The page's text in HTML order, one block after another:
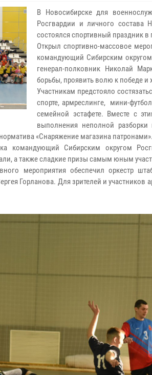
В Новосибирске для
Росгвардии и личного состава
состоялся спортивный праздник
Открыл спортивно-массовое
командующий Сибирским
генерал-полковник Николай
борьбы, проявить волю к победе и
Участникам предстояло
спорте, армреслинге, мини-
семейной эстафете. Вместе с
выполнения неполной
«Снаряжение магазина патронами».
командующий Сибирским округом
а также сладкие призы самым юным
мероприятия обеспечил оркестр
Горланова. Для зрителей и